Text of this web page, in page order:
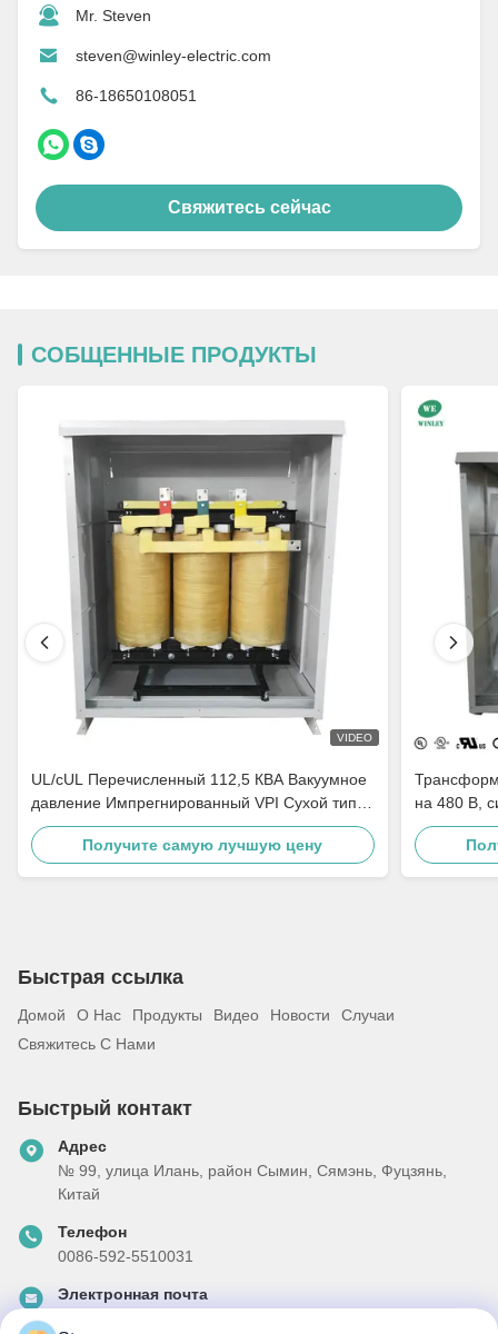
Mr. Steven
steven@winley-electric.com
86-18650108051
Свяжитесь сейчас
СОБЩЕННЫЕ ПРОДУКТЫ
VIDEO
UL/cUL Перечисленный 112,5 КВА Вакуумное
давление Импрегнированный VPI Сухой тип
трансформатор 240V до 480V Удовлетворить
DOE 2016Получите самую лучшую цену
на 480 В,
Быстрая ссылка
Домой О Нас Продукты Видео Новости
Случаи
Свяжитесь С Нами
Быстрый контакт
Адрес
№ 99, улица Илань, район Сымин, Сямэнь, Фуцзянь,
Китай
Телефон
0086-592-5510031
Электронная почта